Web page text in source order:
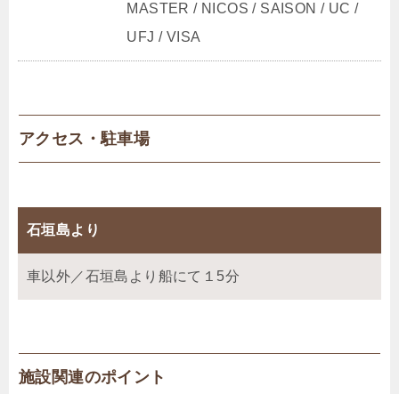
MASTER / NICOS / SAISON / UC /
UFJ / VISA
アクセス・駐車場
石垣島より
車以外／石垣島より船にて１5分
施設関連のポイント